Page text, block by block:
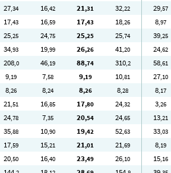
27,34 16,42 21,31 32,22 29,57
17,43 16,59 17,43 18,26 8,97
25,25 24,75 25,25 25,74 39,25
34,93 19,99 26,26 41,20 24,62
208,0 46,19 88,74 310,2 58,61
9,19 7,58 9,19 10,81 27,10
8,26 8,24 8,26 8,28 8,17
21,51 16,85 17,80 24,32 3,26
24,78 7,35 20,54 24,65 13,21
35,88 10,90 19,42 52,63 33,03
17,59 15,21 21,01 21,69 8,19
20,50 16,40 23,49 26,10 15,16